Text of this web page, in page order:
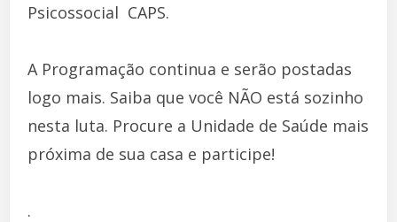
Psicossocial  CAPS.
A Programação continua e serão postadas
logo mais. Saiba que você NÃO está sozinho
nesta luta. Procure a Unidade de Saúde mais
próxima de sua casa e participe!
.